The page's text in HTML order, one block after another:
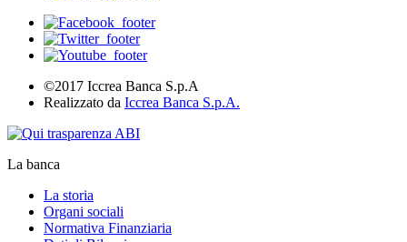
©2017 Iccrea Banca S.p.A
Realizzato da Iccrea Banca S.p.A.
La banca
La storia
Organi sociali
Normativa Finanziaria